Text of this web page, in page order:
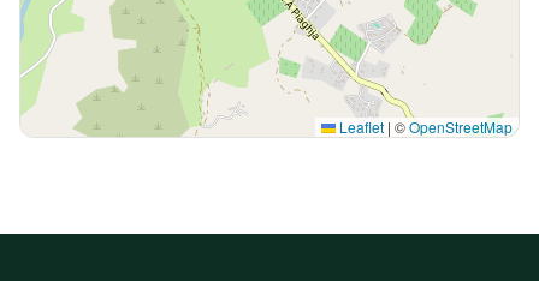
Leaflet | ©OpenStreetMap